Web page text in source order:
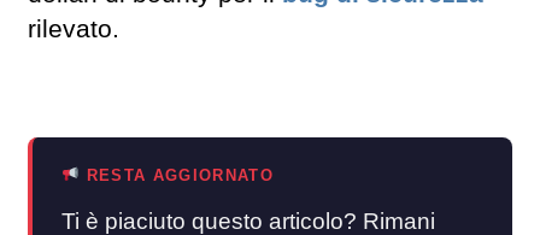
rilevato.
RESTA AGGIORNATO
Ti è piaciuto questo articolo? Rimani